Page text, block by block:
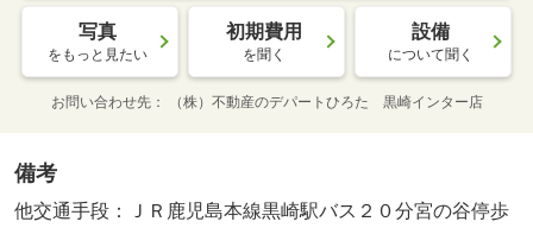
写真
をもっと見たい
初期費用
を聞く
設備
について聞く
お問い合わせ先 （株）不動産のデパートひろた 黒崎インター店
備考
他交通手段：ＪＲ鹿児島本線黒崎駅バス２０分宮の谷停歩